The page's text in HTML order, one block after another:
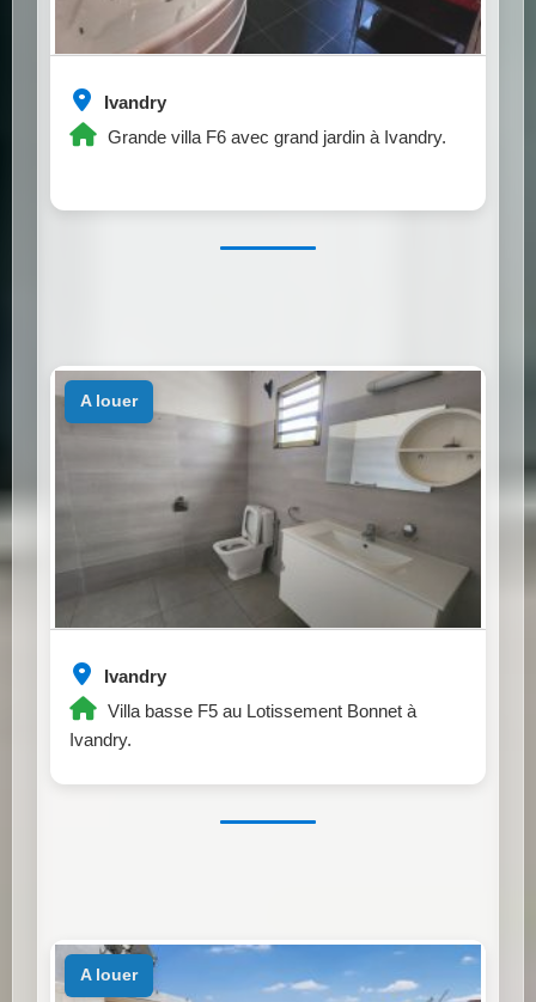
Ivandry
Grande villa F6 avec grand jardin à Ivandry.
Ivandry
Villa basse F5 au Lotissement Bonnet à
Ivandry.
a louer
a louer